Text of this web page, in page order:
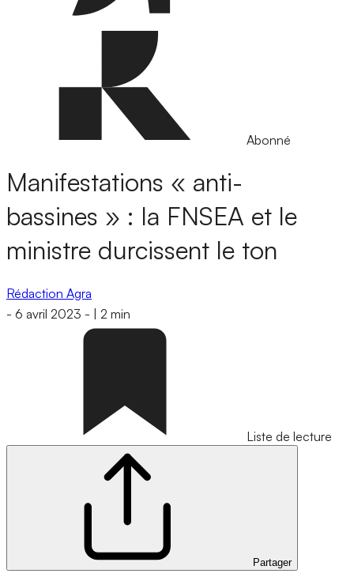
Abonné
Manifestations « anti-
bassines » : la FNSEA et le
ministre durcissent le ton
Rédaction Agra
- 6 avril 2023 - 2 min
Liste de lecture
Partager